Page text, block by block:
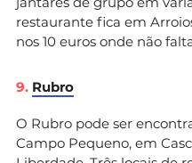
restaurante fica em
nos 10 euros onde não
9. Rubro
O Rubro pode ser
Campo Pequeno, em